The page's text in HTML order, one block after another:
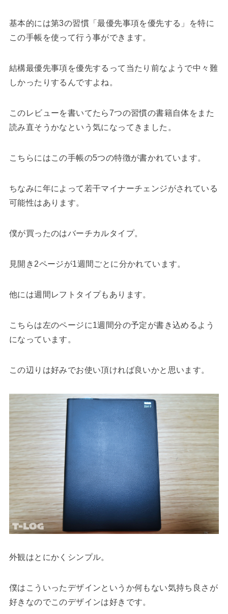
基本的には第3の習慣「最優先事項を優先する」を特に
この手帳を使って行う事ができます。
結構最優先事項を優先するって当たり前なようで中々難
しかったりするんですよね。
このレビューを書いてたら7つの習慣の書籍自体をまた
読み直そうかなという気になってきました。
こちらにはこの手帳の5つの特徴が書かれています。
ちなみに年によって若干マイナーチェンジがされている
可能性はあります。
僕が買ったのはバーチカルタイプ。
見開き2ページが1週間ごとに分かれています。
他には週間レフトタイプもあります。
こちらは左のページに1週間分の予定が書き込めるよう
になっています。
この辺りは好みでお使い頂ければ良いかと思います。
外観はとにかくシンプル。
僕はこういったデザインというか何もない気持ち良さが
好きなのでこのデザインは好きです。